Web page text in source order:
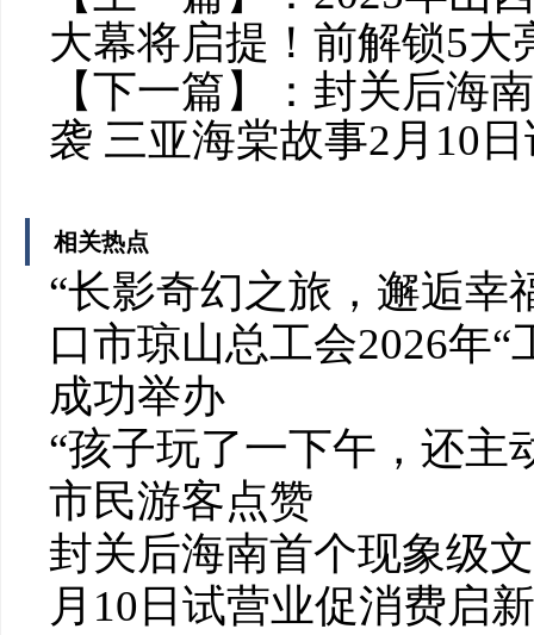
大幕将启提！前解锁5大
【下一篇】： 封关后海
袭 三亚海棠故事2月10
相关热点
“长影奇幻之旅，邂逅幸
口市琼山总工会2026年
成功举办
“孩子玩了一下午，还
市民游客点赞
封关后海南首个现象级
月10日试营业促消费启